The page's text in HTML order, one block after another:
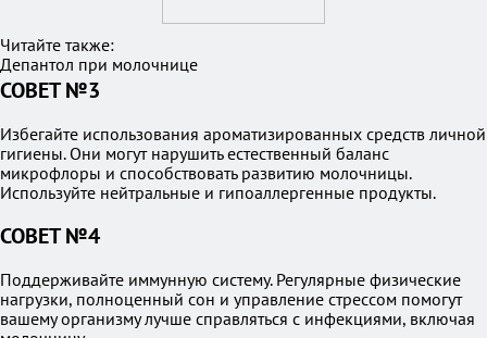
Читайте также:
Депантол при молочнице
СОВЕТ №3
Избегайте использования ароматизированных средств личной
гигиены. Они могут нарушить естественный баланс
микрофлоры и способствовать развитию молочницы.
Используйте нейтральные и гипоаллергенные продукты.
СОВЕТ №4
Поддерживайте иммунную систему. Регулярные физические
нагрузки, полноценный сон и управление стрессом помогут
вашему организму лучше справляться с инфекциями, включая